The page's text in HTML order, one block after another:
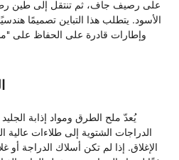
على رصيف جاف، ثم تنتقل إلى طين
الأسود. يتطلب هذا التباين تصميمًا
وإطارات قادرة على الحفاظ على
يُعدّ ملح الطرق ومواد إذابة
الدراجات الشتوية إلى طلاءات عالية
الإغلاق. إذا لم تكن أسلاك الدراجة